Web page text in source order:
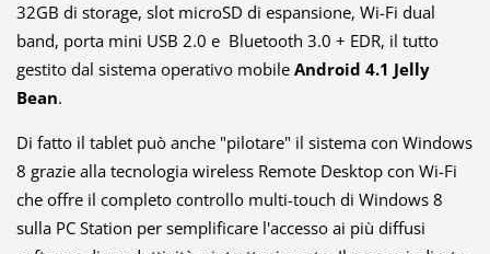
32GB di storage, slot microSD di espansione, Wi-Fi dual
band, porta mini USB 2.0 e Bluetooth 3.0 + EDR, il tutto
gestito dal sistema operativo mobileAndroid 4.1 Jelly
Bean.
Di fatto il tablet può anche "pilotare" il sistema con Windows
8 grazie alla tecnologia wireless Remote Desktop con Wi-Fi
che offre il completo controllo multi-touch di Windows 8
sulla PC Station per semplificare l'accesso ai più diffusi